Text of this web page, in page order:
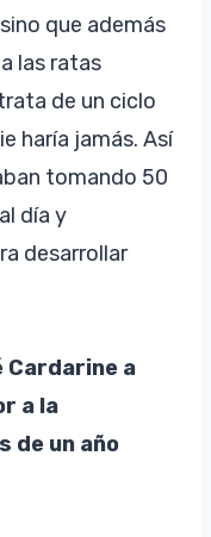
que además
las ratas
de un ciclo
haría jamás. Así
tomando 50
día y
desarrollar
Cardarine a
a la
de un año